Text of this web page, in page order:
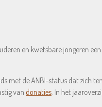
en kwetsbare jongeren
met de ANBI-status dat zich
van donaties. In het